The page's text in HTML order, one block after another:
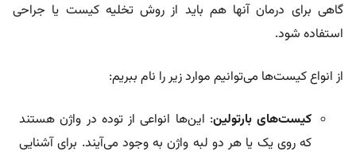
گاهی برای درمان آنها هم باید از روش تخلیه کیست یا جراحی
استفاده شود.
از انواع کیست‌ها می‌توانیم موارد زیر را نام ببریم:
کیست‌های بارتولین: این‌ها انواعی از توده در واژن هستند
که روی یک یا هر دو لبه واژن به وجود می‌آیند. برای آشنایی